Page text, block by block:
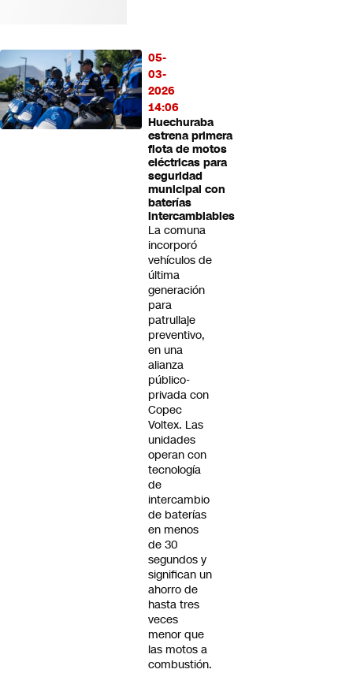
05-
03-
2026
14:06
Huechuraba
estrena primera
flota de motos
eléctricas para
seguridad
municipal con
baterías
intercambiables
La comuna
incorporó
vehículos de
última
generación
para
patrullaje
preventivo,
en una
alianza
público-
privada con
Copec
Voltex. Las
unidades
operan con
tecnología
de
intercambio
de baterías
en menos
de 30
segundos y
significan un
ahorro de
hasta tres
veces
menor que
las motos a
combustión.